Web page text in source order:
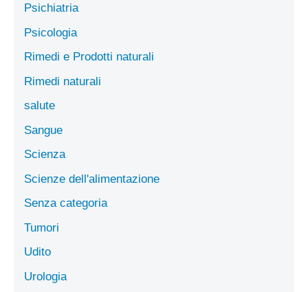
Psichiatria
Psicologia
Rimedi e Prodotti naturali
Rimedi naturali
salute
Sangue
Scienza
Scienze dell'alimentazione
Senza categoria
Tumori
Udito
Urologia